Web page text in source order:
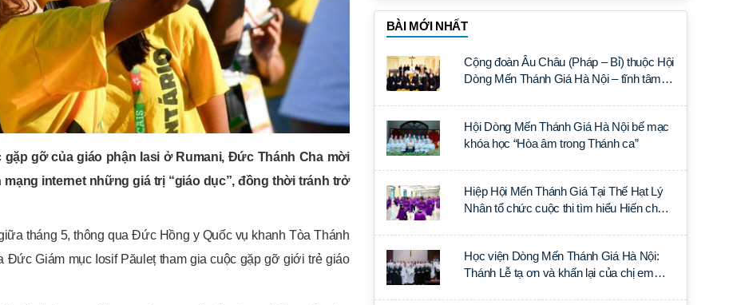
gỡ của giáo phận Iasi ở Rumani, Đức Thánh Cha mời
internet những giá trị “giáo dục”, đồng thời tránh trở
tháng 5, thông qua Đức Hồng y Quốc vụ khanh Tòa Thánh
Giám mục Iosif Păuleț tham gia cuộc gặp gỡ giới trẻ giáo
BÀI MỚI NHẤT
Cộng đoàn Âu Châu (Pháp – Bỉ) thuộc Hội
Dòng Mến Thánh Giá Hà Nội – tĩnh tâm
Hội Dòng Mến Thánh Giá Hà Nội bế mạc
khóa học “Hòa âm trong Thánh ca”
Hiệp Hội Mến Thánh Giá Tại Thế Hạt Lý
Nhân tổ chức cuộc thi tìm hiểu Hiến chế
Học viện Dòng Mến Thánh Giá Hà Nội:
Thánh Lễ tạ ơn và khấn lại của chị em